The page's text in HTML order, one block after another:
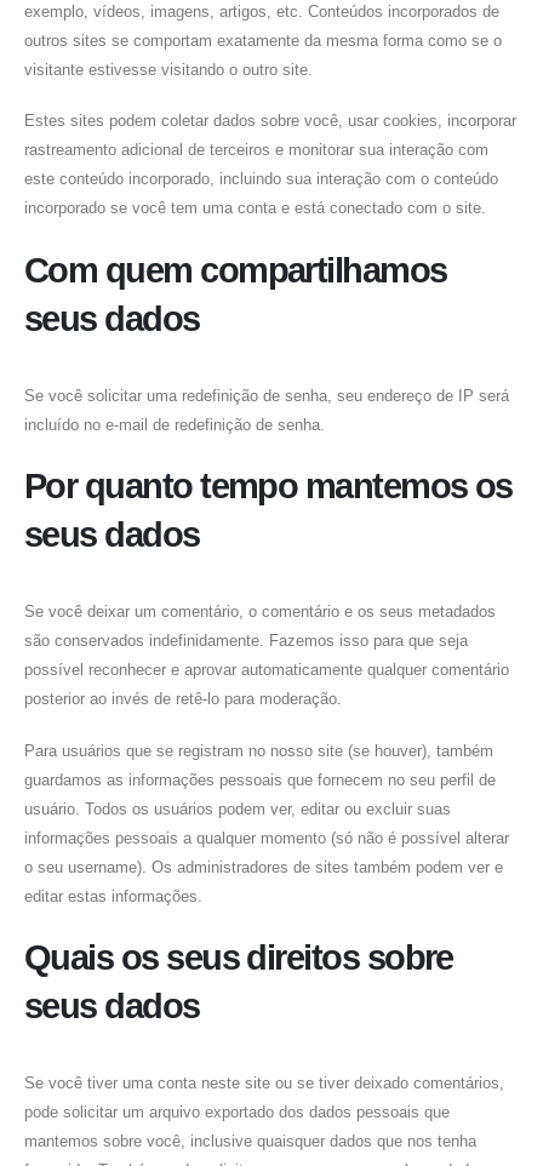
exemplo, vídeos, imagens, artigos, etc. Conteúdos incorporados de
outros sites se comportam exatamente da mesma forma como se o
visitante estivesse visitando o outro site.
Estes sites podem coletar dados sobre você, usar cookies, incorporar
rastreamento adicional de terceiros e monitorar sua interação com
este conteúdo incorporado, incluindo sua interação com o conteúdo
incorporado se você tem uma conta e está conectado com o site.
Com quem compartilhamos
seus dados
Se você solicitar uma redefinição de senha, seu endereço de IP será
incluído no e-mail de redefinição de senha.
Por quanto tempo mantemos os
seus dados
Se você deixar um comentário, o comentário e os seus metadados
são conservados indefinidamente. Fazemos isso para que seja
possível reconhecer e aprovar automaticamente qualquer comentário
posterior ao invés de retê-lo para moderação.
Para usuários que se registram no nosso site (se houver), também
guardamos as informações pessoais que fornecem no seu perfil de
usuário. Todos os usuários podem ver, editar ou excluir suas
informações pessoais a qualquer momento (só não é possível alterar
o seu username). Os administradores de sites também podem ver e
editar estas informações.
Quais os seus direitos sobre
seus dados
Se você tiver uma conta neste site ou se tiver deixado comentários,
pode solicitar um arquivo exportado dos dados pessoais que
mantemos sobre você, inclusive quaisquer dados que nos tenha